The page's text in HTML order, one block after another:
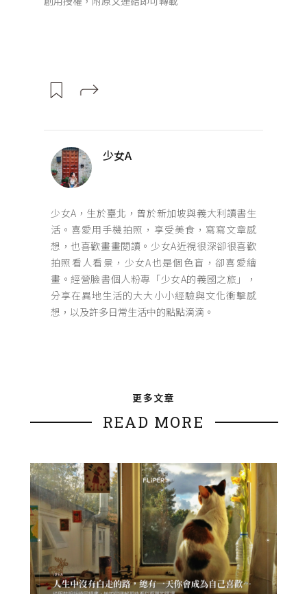
少女A
少女A，生於臺北，曾於新加坡與義大利讀書生
活。喜愛用手機拍照，享受美食，寫寫文章感
想，也喜歡畫畫閱讀。少女A近視很深卻很喜歡
拍照看人看景，少女A也是個色盲，卻喜愛繪
畫。經營臉書個人粉專「少女A的義國之旅」，
分享在異地生活的大大小小經驗與文化衝擊感
想，以及許多日常生活中的點點滴滴。
更多文章
READ MORE